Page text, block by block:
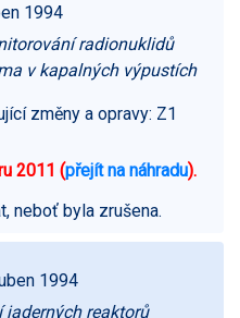
1994
radionuklidů
v kapalných výpustích
změny a opravy: Z1
2011 (přejít na náhradu).
neboť byla zrušena.
1994
jaderných reaktorů